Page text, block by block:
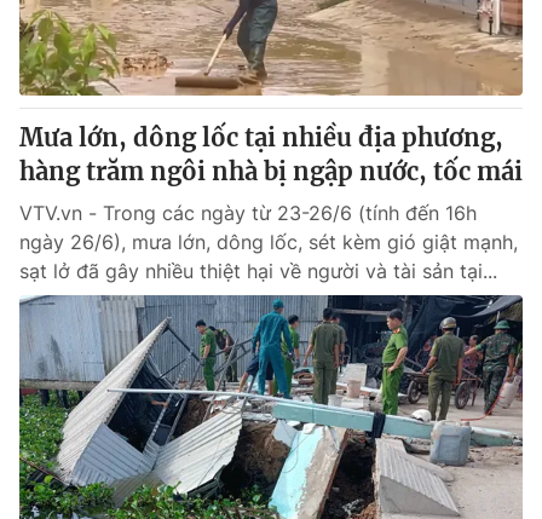
VTV4 Vươn mình bằng AI
VTV9 VTV8
Liên hệ tòa soạn English
THỜI BÁO VTV
Theo dõi báo trên
Cơ quan chủ quản:Đài Truyền hình Việt Nam
Cơ quan báo chí:Thời báo VTV
Mưa lớn, dông lốc tại nhiều địa phương,
hàng trăm ngôi nhà bị ngập nước, tốc mái
VTV.vn - Trong các ngày từ 23-26/6 (tính đến 16h
ngày 26/6), mưa lớn, dông lốc, sét kèm gió giật mạnh,
sạt lở đã gây nhiều thiệt hại về người và tài sản tại...